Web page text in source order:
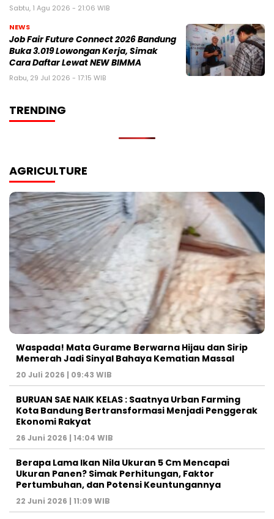
Sabtu, 1 Agu 2026 - 21:06 WIB
NEWS
Job Fair Future Connect 2026 Bandung
Buka 3.019 Lowongan Kerja, Simak
Cara Daftar Lewat NEW BIMMA
Rabu, 29 Jul 2026 - 17:15 WIB
TRENDING
AGRICULTURE
Waspada! Mata Gurame Berwarna Hijau dan Sirip
Memerah Jadi Sinyal Bahaya Kematian Massal
20 Juli 2026 | 09:43 WIB
BURUAN SAE NAIK KELAS : Saatnya Urban Farming
Kota Bandung Bertransformasi Menjadi Penggerak
Ekonomi Rakyat
26 Juni 2026 | 14:04 WIB
Berapa Lama Ikan Nila Ukuran 5 Cm Mencapai
Ukuran Panen? Simak Perhitungan, Faktor
Pertumbuhan, dan Potensi Keuntungannya
22 Juni 2026 | 11:09 WIB